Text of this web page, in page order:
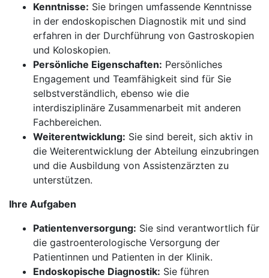
Kenntnisse: Sie bringen umfassende Kenntnisse
in der endoskopischen Diagnostik mit und sind
erfahren in der Durchführung von Gastroskopien
und Koloskopien.
Persönliche Eigenschaften: Persönliches
Engagement und Teamfähigkeit sind für Sie
selbstverständlich, ebenso wie die
interdisziplinäre Zusammenarbeit mit anderen
Fachbereichen.
Weiterentwicklung: Sie sind bereit, sich aktiv in
die Weiterentwicklung der Abteilung einzubringen
und die Ausbildung von Assistenzärzten zu
unterstützen.
Ihre Aufgaben
Patientenversorgung: Sie sind verantwortlich für
die gastroenterologische Versorgung der
Patientinnen und Patienten in der Klinik.
Endoskopische Diagnostik: Sie führen